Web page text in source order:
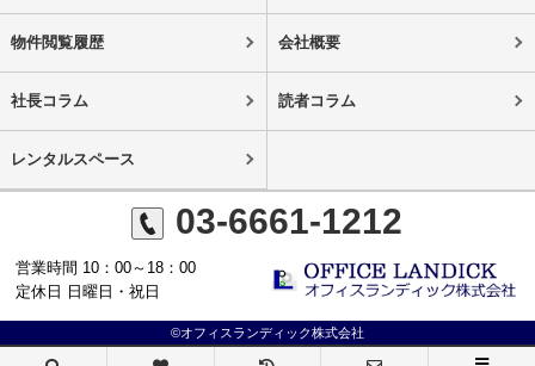
物件閲覧履歴 会社概要
社長コラム 読者コラム
レンタルスペース
03-6661-1212
営業時間 10：00～18：00
定休日 日曜日・祝日
©オフィスランディック株式会社